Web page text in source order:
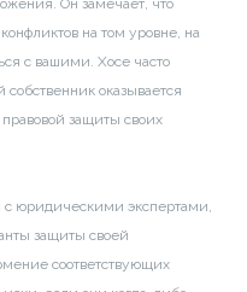
на том уровне, на
с вашими. Хосе часто
оказывается
защиты своих
с юридическими экспертами,
защиты своей
соответствующих